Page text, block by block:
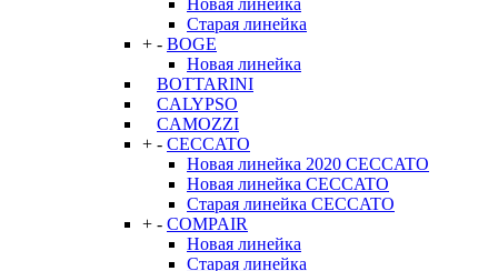
Новая линейка
Старая линейка
+ - BOGE
Новая линейка
BOTTARINI
CALYPSO
CAMOZZI
+ - CECCATO
Новая линейка 2020 CECCATO
Новая линейка CECCATO
Старая линейка CECCATO
+ - COMPAIR
Новая линейка
Старая линейка